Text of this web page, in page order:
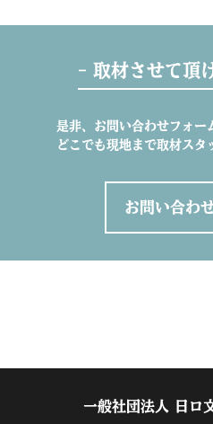
- 取材させて頂
是非、お問い合わせフォー
どこでも現地まで取材スタ
お問い合わ
一般社団法人 日ロ